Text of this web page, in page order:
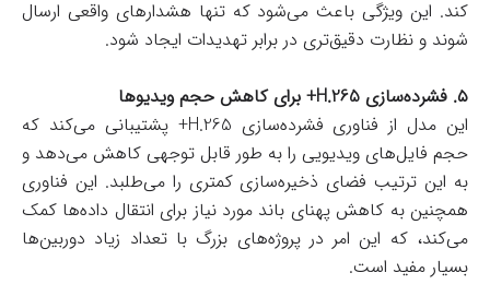
کند. این ویژگی باعث می‌شود که تنها هشدارهای واقعی ارسال
شوند و نظارت دقیق‌تری در برابر تهدیدات ایجاد شود.
۵. فشرده‌سازی H.265+ برای کاهش حجم ویدیوها
این مدل از فناوری فشرده‌سازی H.265+ پشتیبانی می‌کند که
حجم فایل‌های ویدیویی را به طور قابل توجهی کاهش می‌دهد و
به این ترتیب فضای ذخیره‌سازی کمتری را می‌طلبد. این فناوری
همچنین به کاهش پهنای باند مورد نیاز برای انتقال داده‌ها کمک
می‌کند، که این امر در پروژه‌های بزرگ با تعداد زیاد دوربین‌ها
بسیار مفید است.